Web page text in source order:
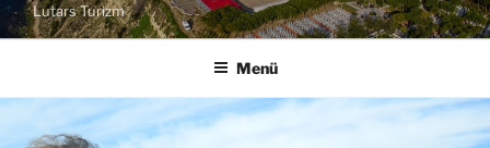
Lutars Turizm
Menü